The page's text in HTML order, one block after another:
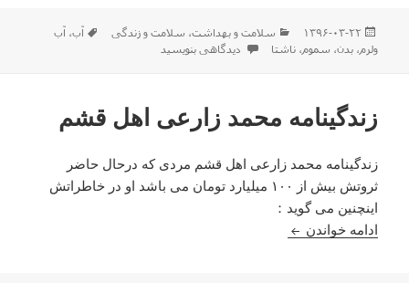
ارسال
شده
۱۳۹۶-۰۳-۲۲ دسته‌ها
سلامت و بهداشت، سلامت و زندگی برچسب‌ها
آب، آب
ولرم،بدن، سموم،ناشتا برای خواص شگفت انگیز نوشیدن آب ولرم
دیدگاهی بنویسید
زندگینامه محمد زارعی اهل قشم
زندگینامه محمد زارعی اهل قشم مردی که درحال حاضر
ثروتش بیش از ۱۰۰ میلیارد تومان می باشد او در خاطراتش
اینچنین می گوید：
ادامه خواندن زندگینامه محمد زارعی اهل قشم